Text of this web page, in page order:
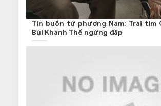
Tin buồn từ phương Nam: Trái tim
Bùi Khánh Thế ngừng đập